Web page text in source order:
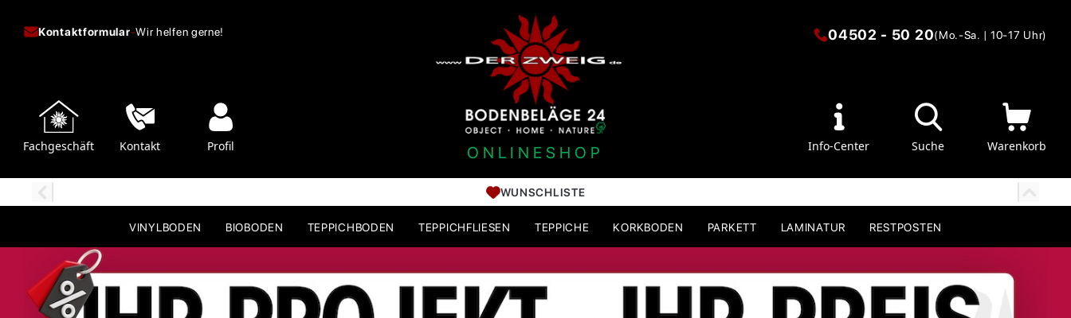
Kontaktformular-Wir helfen gerne!
Fachgeschäft Kontakt Profil ONLINESHOP
04502 - 50 20(Mo.-Sa. | 10-17 Uhr)
Info-Center Suche Warenkorb
WUNSCHLISTE
VINYLBODEN BIOBODEN TEPPICHBODEN TEPPICHFLIESEN TEPPICHE KORKBODEN PARKETT LAMINATUR RESTPOSTEN